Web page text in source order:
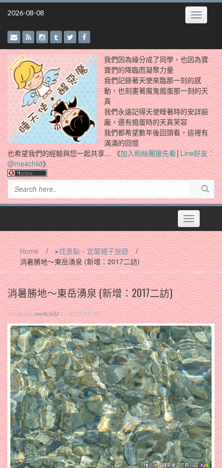
Skip
2026-08-08 Toggle
我們因為緣分成了同學，也因為寶
寶們的降臨而凝聚力量
我們記錄著天使來臨那一刻的感
動，也刻畫著魔鬼搗蛋那一刻的天
真
我們永遠記得天使睡著時的安詳臉
龐，還有搗蛋時的天真笑容
我們都希望數年後回頭看，這裡有
滿滿的回憶
也希望我們的經驗與您一起共享… 《加入粉絲團搶先看│Line好友：
@me4child》
Toggle
navigation
Home / ▸找景點‧宜蘭親子旅遊
/
消暑勝地～東岳湧泉 (新增：2017二訪)
消暑勝地～東岳湧泉 (新增：2017二訪)
Posted Byme4childon 2011-09-09